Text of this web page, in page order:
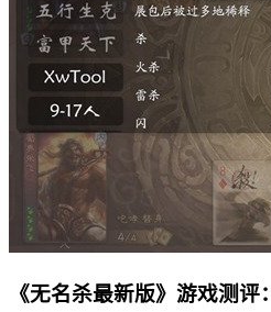
《无名杀最新版》游戏测评：